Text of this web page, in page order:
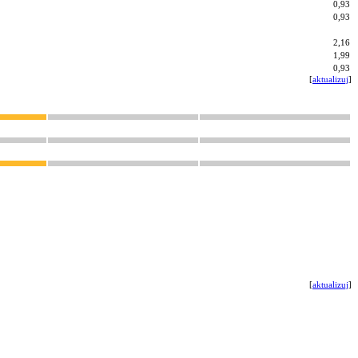
0,93
0,93
2,16
1,99
0,93
[aktualizuj]
[aktualizuj]